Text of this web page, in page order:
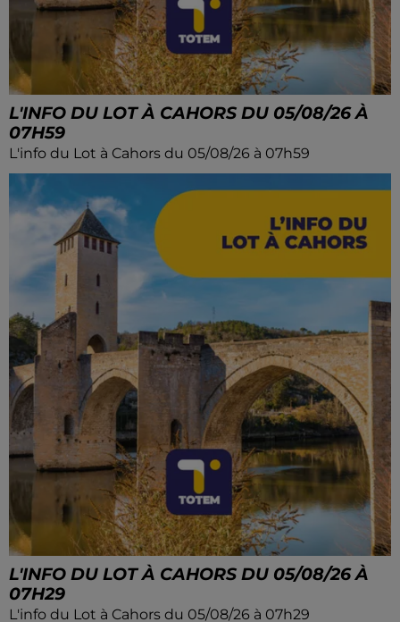
L'INFO DU LOT À CAHORS DU 05/08/26 À
07H59
L'info du Lot à Cahors du 05/08/26 à 07h59
L'INFO DU LOT À CAHORS DU 05/08/26 À
07H29
L'info du Lot à Cahors du 05/08/26 à 07h29